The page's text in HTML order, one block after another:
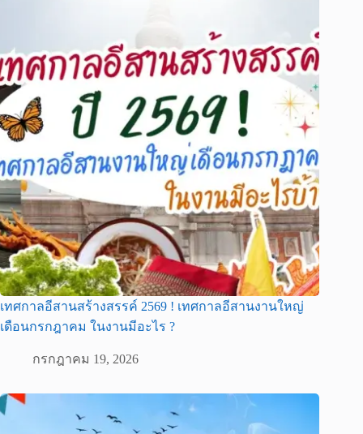
เทศกาลอีสานสร้างสรรค์ 2569 ! เทศกาลอีสานงานใหญ่
เดือนกรกฎาคม ในงานมีอะไร ?
กรกฎาคม 19, 2026